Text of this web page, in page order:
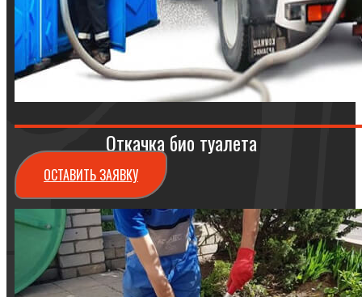
Откачка био туалета
ОСТАВИТЬ ЗАЯВКУ